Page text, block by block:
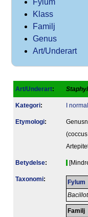
Fylum
Klass
Familj
Genus
Art/Underart
Art/Underart:
Kategori: I
Etymologi:
Betydelse:
Taxonomi: Fylum
Familj